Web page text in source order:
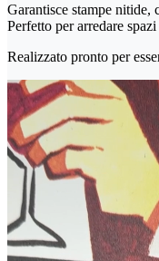
Garantisce stampe
Perfetto per arredare
Realizzato pronto per